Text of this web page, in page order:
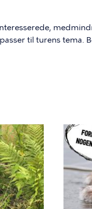
til turens tema.